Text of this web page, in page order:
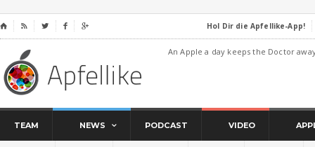
⌂     Hol Dir die Apfellike-App!
An Apple a day keeps the Doctor
TEAM NEWS PODCAST VIDEO